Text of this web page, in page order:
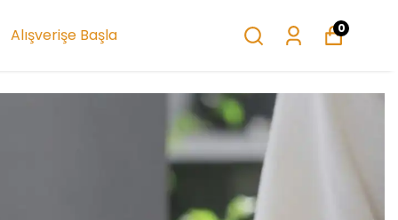
Alışverişe Başla 0